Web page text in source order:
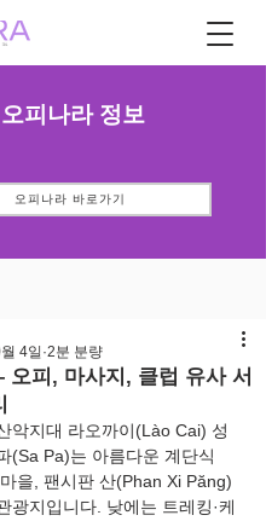
오피나라 정보
오피나라 바로가기
오피, 마사지, 클럽 유사 서
4일 2분 분량
악지대 라오까이(Lào Cai) 성
(Sa Pa)는 아름다운 계단식
을, 팬시판 산(Phan Xi Păng)
광지입니다. 낮에는 트레킹·케